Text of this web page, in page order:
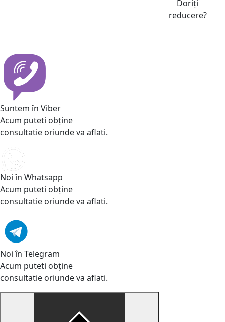
Doriți
reducere?
Suntem în Viber
Acum puteti obține
consultatie oriunde va aflati.
Noi în Whatsapp
Acum puteti obține
consultatie oriunde va aflati.
Noi în Telegram
Acum puteti obține
consultatie oriunde va aflati.